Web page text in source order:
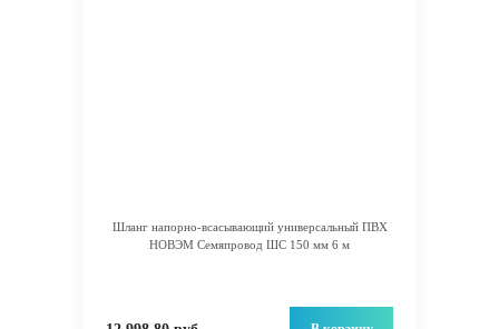
Шланг напорно-всасывающий универсальный ПВХ
НОВЭМ Семяпровод ШС 150 мм 6 м